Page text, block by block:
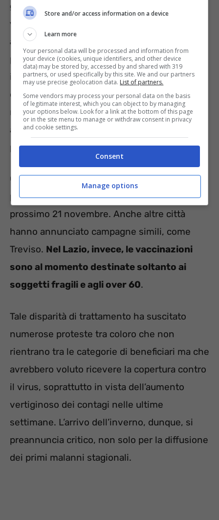
giorni 5 e 6 novembre 2024, una campagna
vaccinale anti Covid a cui hanno potuto
aderire tutti gli interessati
prenotazione. A tal fine, a Milano sono stati
installati diversi presidi, presso i quali in
centinaia hanno ricevuto la somministrazione
non solo del vaccino contro il Covid-19 ma
anche quello contro influenza e
pneumococco.
Coloro che non sono riusciti a recarsi presso i
punti vaccinali, potranno rimediare il
prossimo 21 novembre. Anche altre città
hanno annunciato campagne simili, come
Treviso. Nel Lazio, invece, le vaccinazioni
sono al momento destinate soltanto ai
soggetti fragili e agli over 60.
Tale disparità di trattamento ha suscitato
numerose proteste tra coloro che non
rientrano tra le categorie di beneficiari ma che
avrebbero voluto ricevere la copertura contro
il virus, soprattutto in vista dell’aumento
vertiginoso dei contagi nelle ultime
settimane. L’arrivo dell’inverno, dunque, si
preannuncia critico, non solo per la diffusione
dei primi malanni stagionali.
Store and/or access information on a device
Learn more
Your personal data will be processed and information from
your device (cookies, unique identifiers, and other device
data) may be stored by, accessed by and shared with 319
partners, or used specifically by this site. We and our partners
may use precise geolocation data. List of partners.
Some vendors may process your personal data on the basis
of legitimate interest, which you can object to by managing
your options below. Look for a link at the bottom of this page
or in the site menu to manage or withdraw consent in privacy
and cookie settings.
Consent
Manage options